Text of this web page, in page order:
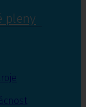
pleny